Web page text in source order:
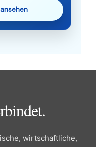
wirtschaftliche,